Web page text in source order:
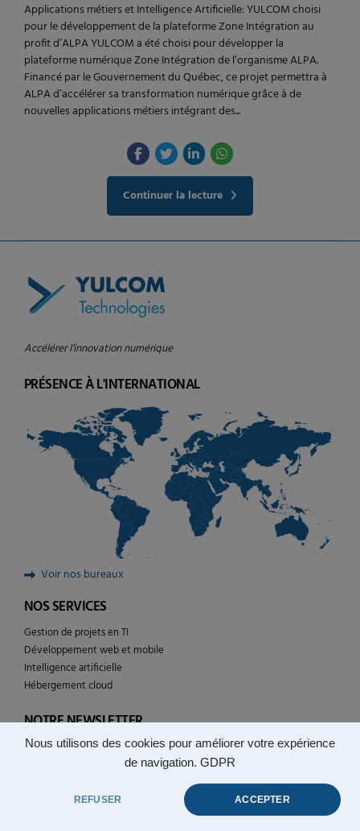
Nous utilisons des cookies pour améliorer votre expérience
de navigation. GDPR
REFUSER ACCEPTER
Applications métiers et Intelligence Artificielle: YULCOM choisi
pour le développement de la plateforme Zone Intégration au
profit d’ALPA YULCOM a été choisi pour développer la
plateforme numérique Zone Intégration de l’organisme ALPA.
Financé par le Gouvernement du Québec, ce projet permettra à
ALPA d’accélérer sa transformation numérique grâce à de
nouvelles applications métiers intégrant des...
Continuer la lecture
Accélérer l’innovation numérique
PRÉSENCE À L'INTERNATIONAL
Voir nos bureaux
NOS SERVICES
Gestion de projets en TI
Développement web et mobile
Intelligence artificielle
Hébergement cloud
NOTRE NEWSLETTER
Suivez l’actualité de YULCOM technologies